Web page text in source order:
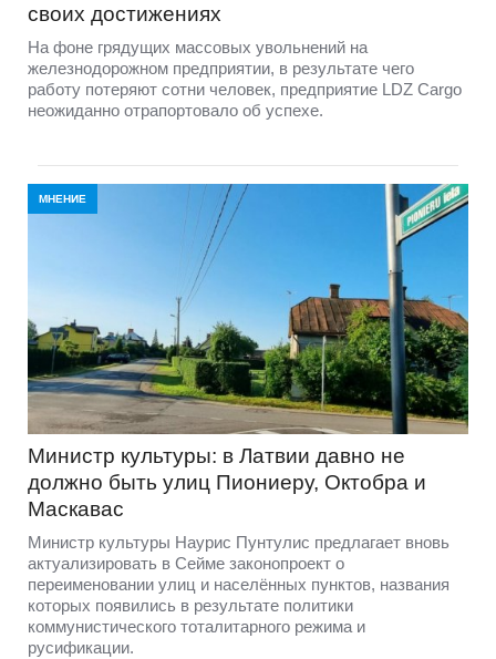
своих достижениях
На фоне грядущих массовых увольнений на
железнодорожном предприятии, в результате чего
работу потеряют сотни человек, предприятие LDZ Cargо
неожиданно отрапортовало об успехе.
МНЕНИЕ
Министр культуры: в Латвии давно не
должно быть улиц Пиониеру, Октобра и
Маскавас
Министр культуры Наурис Пунтулис предлагает вновь
актуализировать в Сейме законопроект о
переименовании улиц и населённых пунктов, названия
которых появились в результате политики
коммунистического тоталитарного режима и
русификации.